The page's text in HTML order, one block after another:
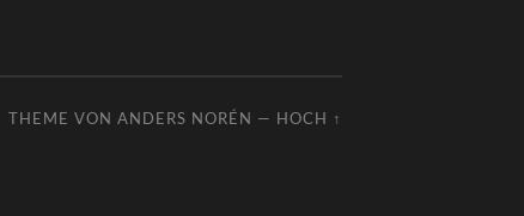
THEME VON ANDERS NORÉN — HOCH ↑